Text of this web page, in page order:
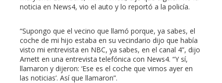
noticia en News4, vio el auto y lo reportó a la policía.
“Supongo que el vecino que llamó porque, ya sabes, el
coche de mi hijo estaba en su vecindario dijo que había
visto mi entrevista en NBC, ya sabes, en el canal 4”, dijo
Arnett en una entrevista telefónica con News4. “Y sí,
llamaron y dijeron: ‘Ese es el coche que vimos ayer en
las noticias’. Así que llamaron”.